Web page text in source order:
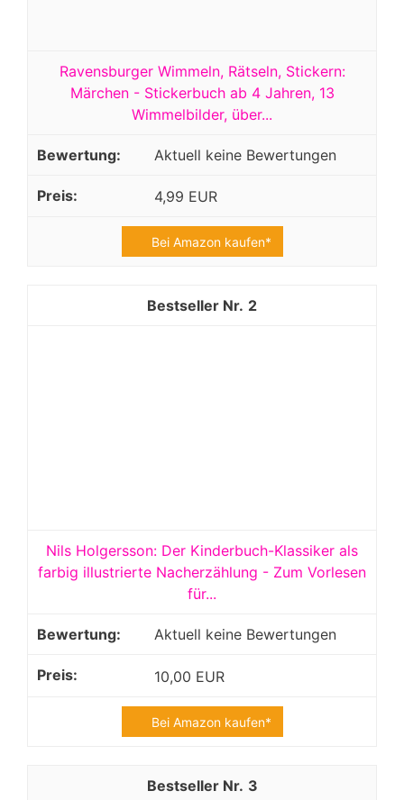
Ravensburger Wimmeln, Rätseln, Stickern:
Märchen - Stickerbuch ab 4 Jahren, 13
Wimmelbilder, über...
Aktuell keine Bewertungen
4,99 EUR
Bei Amazon kaufen*
2
Nils Holgersson: Der Kinderbuch-Klassiker als
farbig illustrierte Nacherzählung - Zum Vorlesen
für...
Aktuell keine Bewertungen
10,00 EUR
Bei Amazon kaufen*
3